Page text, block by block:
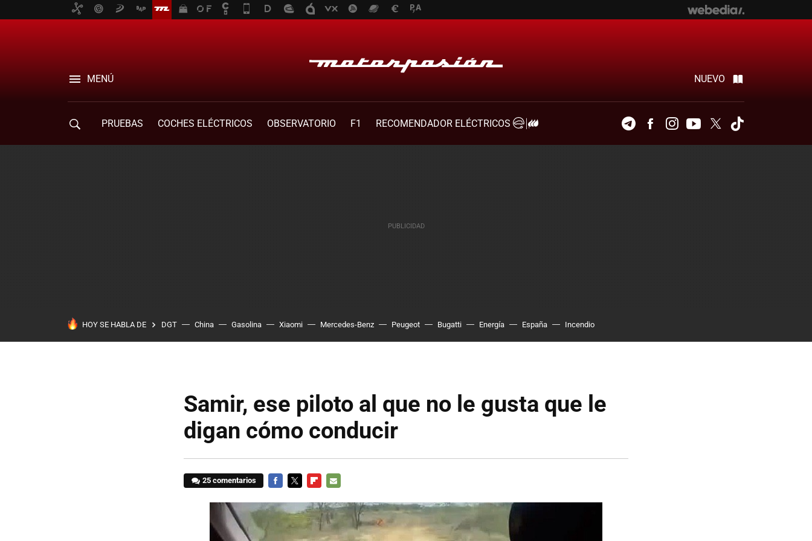
MENÚ NUEVO
PRUEBAS COCHES ELÉCTRICOS OBSERVATORIO F1
RECOMENDADOR ELÉCTRICOS
TelegramFacebookInstagramYoutubeTwitter
HOY SE HABLA DE DGT China Gasolina Xiaomi Mercedes-Benz Peugeot Bugatti Energía España Incendio
Samir, ese piloto al que no le gusta que le
digan cómo conducir
25 comentarios
MAIL